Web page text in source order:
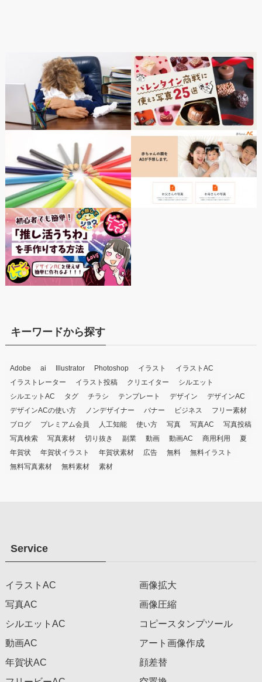
キーワードから探す
Adobe ai Illustrator Photoshop イラスト
イラストAC
イラストレーター
イラスト投稿 クリエイター
シルエット
シルエットAC
タグ チラシ テンプレート デザイン
デザインAC
デザインACの使い方
ノンデザイナー バナー ビジネス
フリー素材
ブログ
プレミアム会員 人工知能 使い方 写真 写真AC
写真投稿
写真検索
写真素材 切り抜き 副業 動画 動画AC 商用利用
夏
年賀状
年賀状イラスト 年賀状素材 広告 無料
無料イラスト
無料写真素材
無料素材 素材
Service
イラストAC
写真AC
シルエットAC
動画AC
年賀状AC
画像拡大
画像圧縮
コピースタンプツール
アート画像作成
顔差替